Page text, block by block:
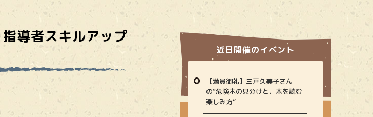
導者スキルアップ
近日開催のイベント
【満員御礼】三戸久美子さん
の“危険木の見分けと、木を読む
楽しみ方”